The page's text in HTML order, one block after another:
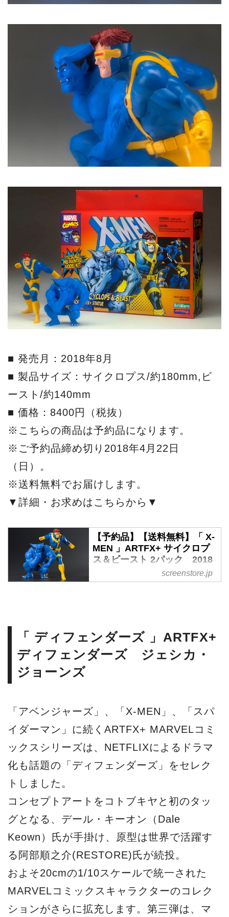
■ 発売月：2018年8月
■ 製品サイズ：サイクロプス/約180mm,ビ
ースト/約140mm
■ 価格：8400円（税抜）
※こちらの商品は予約品になります。
※ご予約品締め切り2018年4月22日
（日）。
※送料無料でお届けします。
▼詳細・お求めはこちらから▼
【予約品】【送料無料】「 X-
MEN 」ARTFX+ サイクロプ
ス＆ビースト 2パック 2018
年8月発売予定 | シネマグッズ
| SCREEN STORE
SCREEN STOREで！
screenstore.jp
「 ディフェンダーズ 」ARTFX+
ディフェンダーズ ジェシカ・
ジョーンズ
「アベンジャーズ」、「X-MEN」、「スパ
イダーマン」に続くARTFX+ MARVELコミ
ックスシリーズは、NETFLIXによるドラマ
化も話題の「ディフェンダーズ」をセレク
トしました。
コンセプトアートをコトブキヤと初のタッ
グとなる、デール・キーオン（Dale
Keown）氏が手掛け、原型は世界で活躍す
る阿部順之介(RESTORE)氏が続投。
およそ20cmの1/10スケールで統一された
MARVELコミックスキャラクターのコレク
ションがさらに拡充します。第三弾は、マ